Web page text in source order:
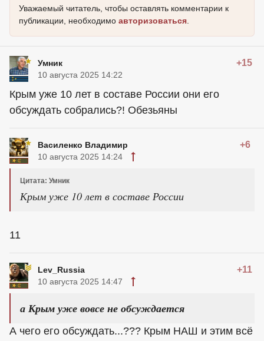
Уважаемый читатель, чтобы оставлять комментарии к
публикации, необходимо авторизоваться.
Умник +15
10 августа 2025 14:22
Крым уже 10 лет в составе России они его
обсуждать собрались?! Обезьяны
Василенко Владимир +6
10 августа 2025 14:24
Цитата: Умник
Крым уже 10 лет в составе России
11
Lev_Russia +11
10 августа 2025 14:47
а Крым уже вовсе не обсуждается
А чего его обсуждать...??? Крым НАШ и этим всё